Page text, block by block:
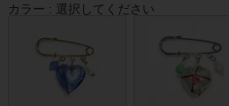
カラー 選択してください